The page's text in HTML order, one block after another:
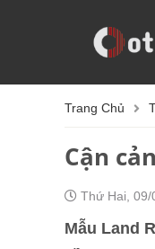
Trang Chủ
Cận
Thứ Hai, 09/
Mẫu Land